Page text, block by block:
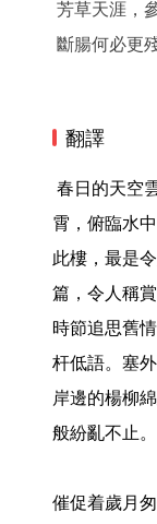
芳草天涯，
斷腸何必更
翻譯
霄，俯臨水
此樓，最是
篇，令人稱
時節追思舊
杆低語。塞
岸邊的楊柳
般紛亂不止。
催促着歲月